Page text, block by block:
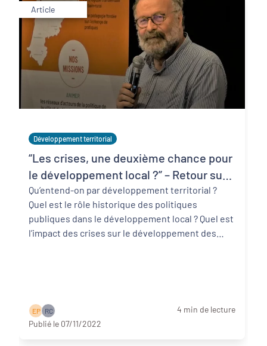
Article
Développement territorial
“Les crises, une deuxième chance pour
le développement local ?” – Retour sur
la conférence de Bernard Pecqueur
Qu’entend-on par développement territorial ?
Quel est le rôle historique des politiques
publiques dans le développement local ? Quel est
l’impact des crises sur le développement des
E P R C
4 min de lecture
Publié le 07/11/2022